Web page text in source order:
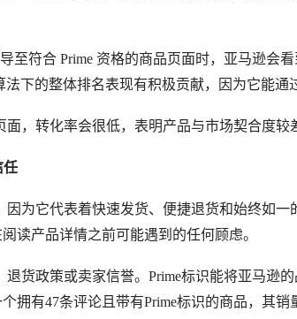
至符合 Prime 资格的商品页面时，亚马逊会
下的整体排名表现有积极贡献，因为它能通
，转化率会很低，表明产品与市场契合度较
任
因为它代表着快速发货、便捷退货和始终如一
读产品详情之前可能遇到的任何顾虑。
货政策或卖家信誉。Prime标识能将亚马逊
拥有47条评论且带有Prime标识的商品，其